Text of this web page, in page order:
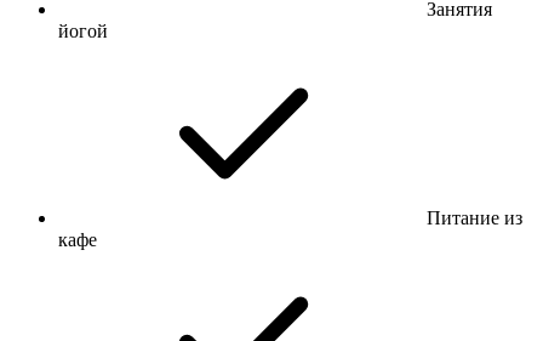
Занятия
йогой
Питание из
кафе